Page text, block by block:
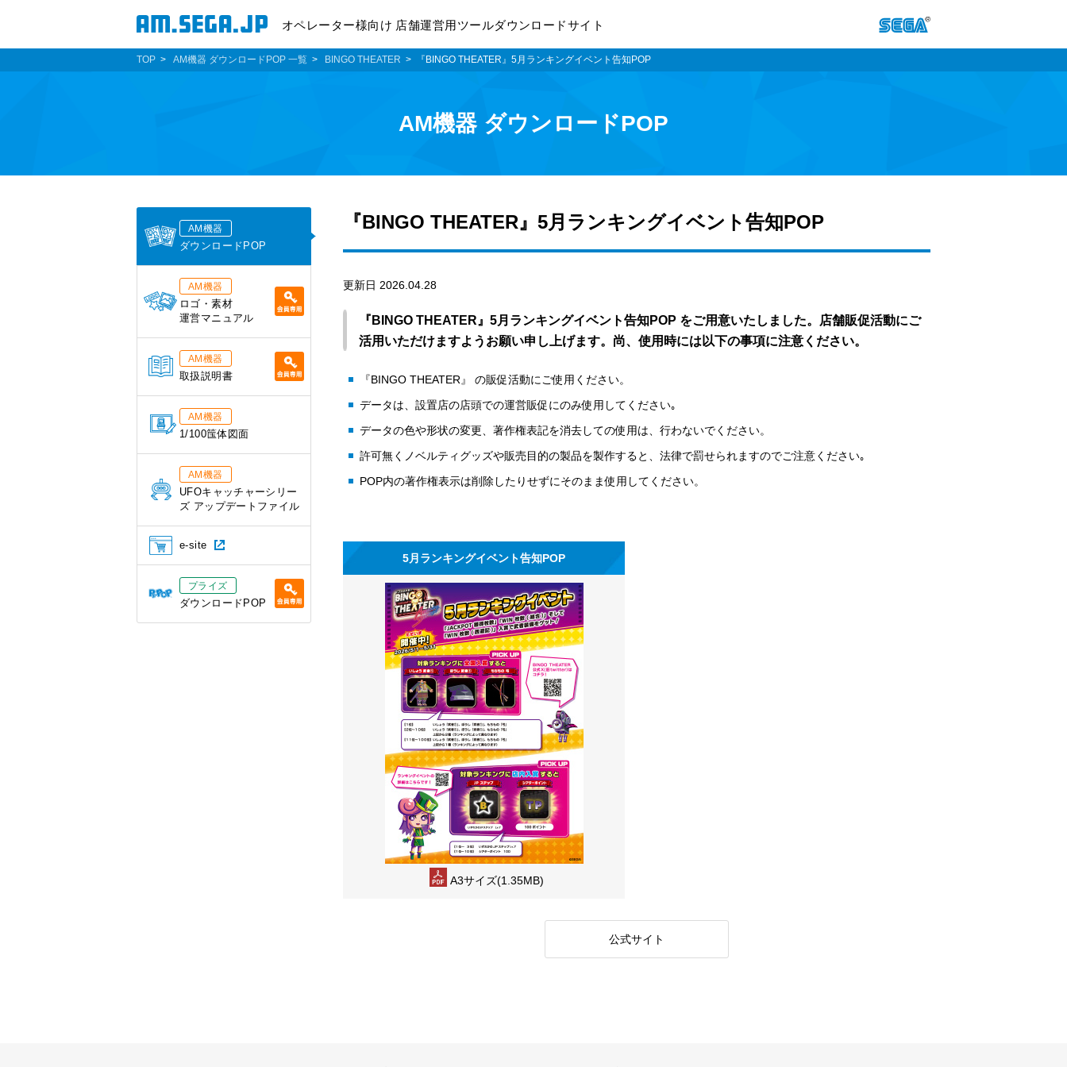
オペレーター様向け 店舗運営用ツールダウンロードサイト
TOP AM機器 ダウンロードPOP 一覧 BINGO THEATER 『BINGO THEATER』5月ランキングイベント告知POP
AM機器 ダウンロードPOP
『BINGO THEATER』5月ランキングイベント告知POP
更新日 2026.04.28
『BINGO THEATER』5月ランキングイベント告知POP をご用意いたしました。店舗販促活動にご
活用いただけますようお願い申し上げます。尚、使用時には以下の事項に注意ください。
『BINGO THEATER』 の販促活動にご使用ください。
データは、設置店の店頭での運営販促にのみ使用してください｡
データの色や形状の変更、著作権表記を消去しての使用は、行わないでください。
許可無くノベルティグッズや販売目的の製品を製作すると、法律で罰せられますのでご注意ください｡
POP内の著作権表示は削除したりせずにそのまま使用してください。
5月ランキングイベント告知POP
A3サイズ(1.35MB)
公式サイト
AM機器
ダウンロードPOP
AM機器
ロゴ・素材
運営マニュアル
AM機器
取扱説明書
AM機器
1/100筺体図面
AM機器
UFOキャッチャーシリー
ズ アップデートファイル
e-site
プライズ
ダウンロードPOP